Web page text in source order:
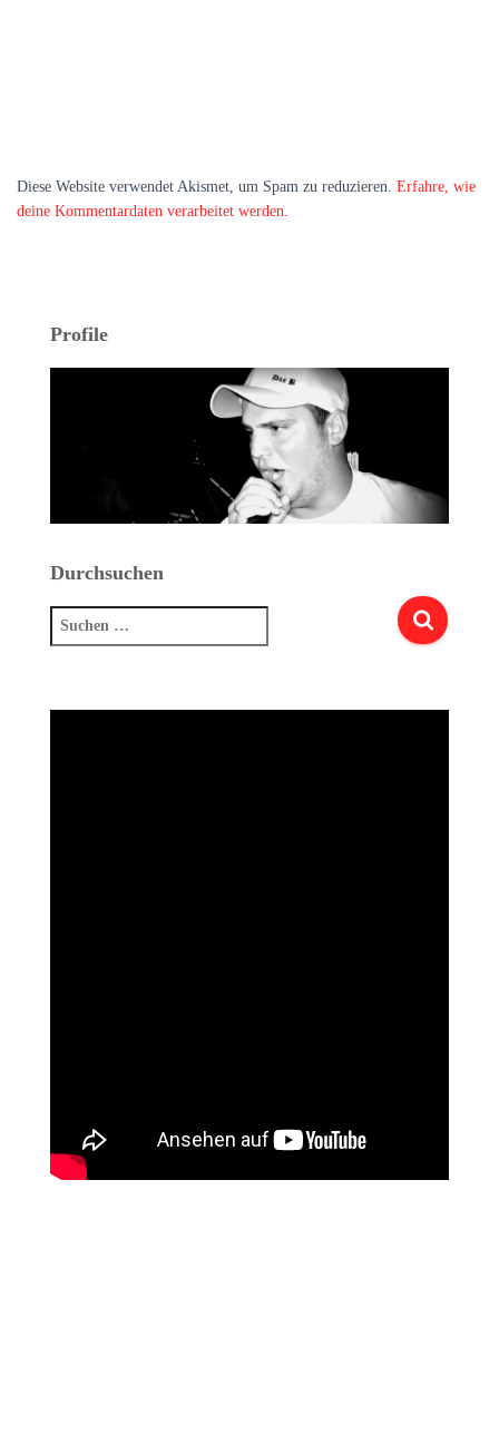
Diese Website verwendet Akismet, um Spam zu reduzieren. Erfahre, wie
deine Kommentardaten verarbeitet werden.
Profile
Durchsuchen
Suchen
nach: